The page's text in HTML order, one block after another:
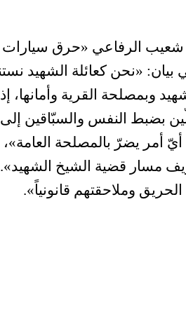
شعيب الرفاعي «حرق سيارات
«نحن كعائلة الشهيد
وبمصلحة القرية وأمانها، إذ
بضبط النفس والسبّاقين
أمر يضرّ بالمصلحة
مسار قضية الشيخ
وملاحقتهم قانونياً».